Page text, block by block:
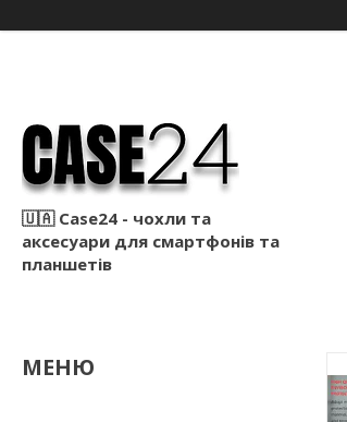
🇺🇦 Case24 - чохли та
аксесуари для смартфонів та
планшетів